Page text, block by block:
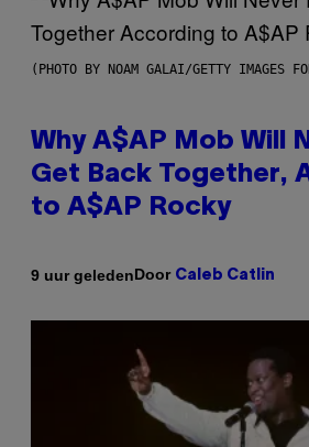
(PHOTO BY NOAM GALAI/GETTY IMAGES
Why A$AP Mob Will
Get Back Together,
to A$AP Rocky
9 uur geledenDoor Caleb Catlin